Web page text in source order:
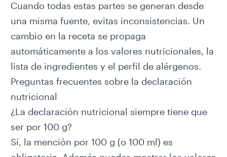
Cuando todas estas partes se generan desde
una misma fuente, evitas inconsistencias. Un
cambio en la receta se propaga
automáticamente a los valores nutricionales, la
lista de ingredientes y el perfil de alérgenos.
Preguntas frecuentes sobre la declaración
nutricional
¿La declaración nutricional siempre tiene que
ser por 100 g?
Sí, la mención por 100 g (o 100 ml) es